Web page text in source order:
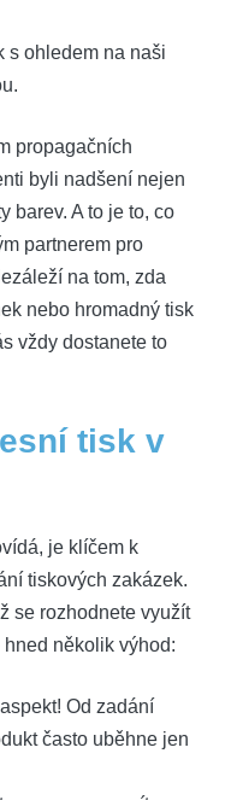
s ohledem na naši
propagačních
byli nadšení nejen
barev. A to je to, co
partnerem pro
na tom, zda
nebo hromadný tisk
vždy dostanete to
tisk v
je klíčem k
tiskových zakázek.
se rozhodnete využít
několik výhod:
Od zadání
často uběhne jen